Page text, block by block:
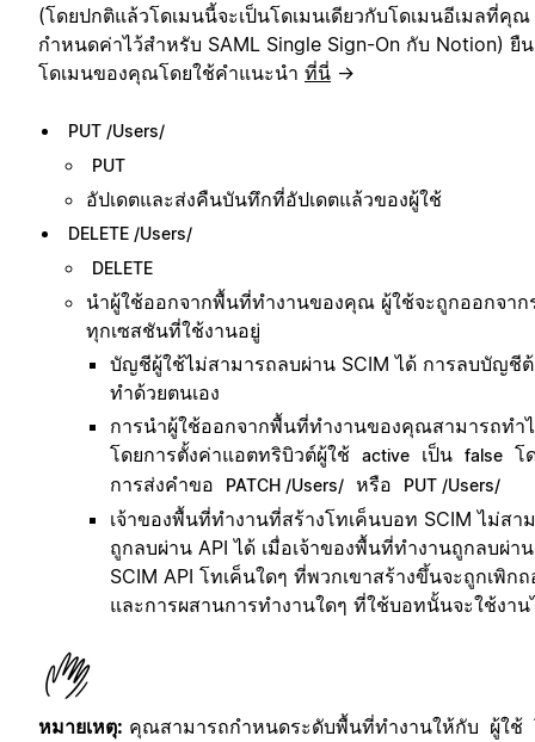
(โดยปกติแล้วโดเมนนี้จะเป็นโดเมนเดียวกับโดเมนอีเมลที่คุณ
กำหนดค่าไว้สำหรับ SAML Single Sign-On กับ Notion) ยื
โดเมนของคุณโดยใช้คำแนะนำ ที่นี่ →
PUT /Users/
PUT
อัปเดตและส่งคืนบันทึกที่อัปเดตแล้วของผู้ใช้
DELETE /Users/
DELETE
นำผู้ใช้ออกจากพื้นที่ทำงานของคุณ ผู้ใช้จะถูกออกจาก
ทุกเซสชันที่ใช้งานอยู่
บัญชีผู้ใช้ไม่สามารถลบผ่าน SCIM ได้ การลบบัญชี
ทำด้วยตนเอง
การนำผู้ใช้ออกจากพื้นที่ทำงานของคุณสามารถทำ
โดยการตั้งค่าแอตทริบิวต์ผู้ใช้ active เป็น false โ
การส่งคำขอ
PATCH /Users/ หรือ PUT /Users/
เจ้าของพื้นที่ทำงานที่สร้างโทเค็นบอท SCIM ไม่สา
ถูกลบผ่าน API ได้ เมื่อเจ้าของพื้นที่ทำงานถูกลบผ่าน
SCIM API โทเค็นใดๆ ที่พวกเขาสร้างขึ้นจะถูกเพิก
และการผสานการทำงานใดๆ ที่ใช้บอทนั้นจะใช้งาน
หมายเหตุ: คุณสามารถกำหนดระดับพื้นที่ทำงานให้กับ ผู้ใช้